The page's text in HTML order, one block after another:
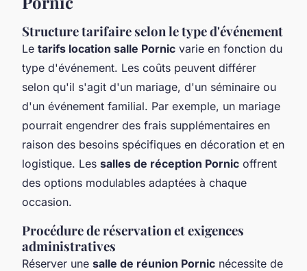
Structure tarifaire selon le type d'événement
Le tarifs location salle Pornic varie en fonction du
type d'événement. Les coûts peuvent différer
selon qu'il s'agit d'un mariage, d'un séminaire ou
d'un événement familial. Par exemple, un mariage
pourrait engendrer des frais supplémentaires en
raison des besoins spécifiques en décoration et en
logistique. Les salles de réception Pornic offrent
des options modulables adaptées à chaque
occasion.
Procédure de réservation et exigences
administratives
Réserver une salle de réunion Pornic nécessite de